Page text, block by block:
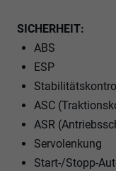
SICHERHEIT:
ABS
ESP
ASC
ASR
Servolenkung
Start-/Stopp-